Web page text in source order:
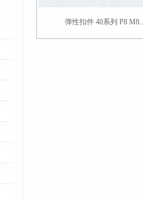
弹性扣件 40系列 P8 M8..